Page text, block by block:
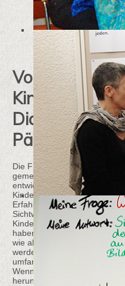
Von der
Pädagogik
Die Freinet-Pädagogik ist
gemeißelt. Unser Wissen
entwickelt sich stetig weiter.
Kindern erweitern sich
Erfahrungen. All das
Sichtweise über die
Kindern und Erwachsenen.
haben zwei Jahre lang
wie alles
werden kann.
umfangreiches aber
Wenn Sie Interesse haben,
herunter laden.